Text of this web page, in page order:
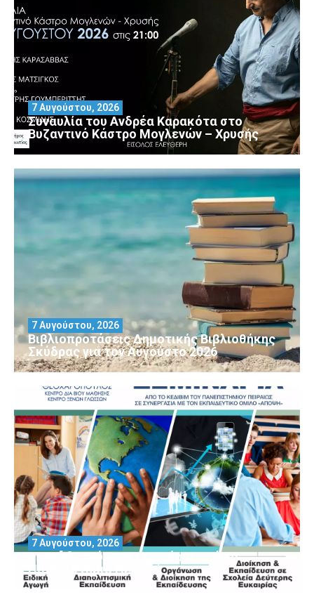
Συναυλία του Ανδρέα Καρακότα στο
Βυζαντινό Κάστρο Μογλενών – Χρυσής
7 Αυγούστου, 2026
Βιβλιοπροτάσεις Δημοτικής Βιβλιοθήκης
Σκύδρας για τον Αύγούστο 2026
7 Αυγούστου, 2026
Μοριοδοτούμενα Σεμινάρια από το
Πανεπιστήμιο Πειραιά
7 Αυγούστου, 2026